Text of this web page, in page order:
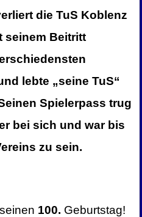
die TuS Koblenz
seinem Beitritt
lebte „seine TuS“
Spielerpass trug
bei sich und war bis
zu sein.
100. Geburtstag!